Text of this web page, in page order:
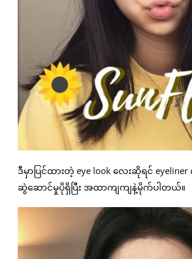
ဒီမှာပြင်ထားတဲ့ eye look လေးဆိုရင်
ဆွဲဆောင်မှုပိုရှိပြီး အထာကျကျနဲ့မိုက်ပါတယ်။